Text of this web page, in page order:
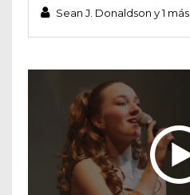
Sean J. Donaldson y 1 más